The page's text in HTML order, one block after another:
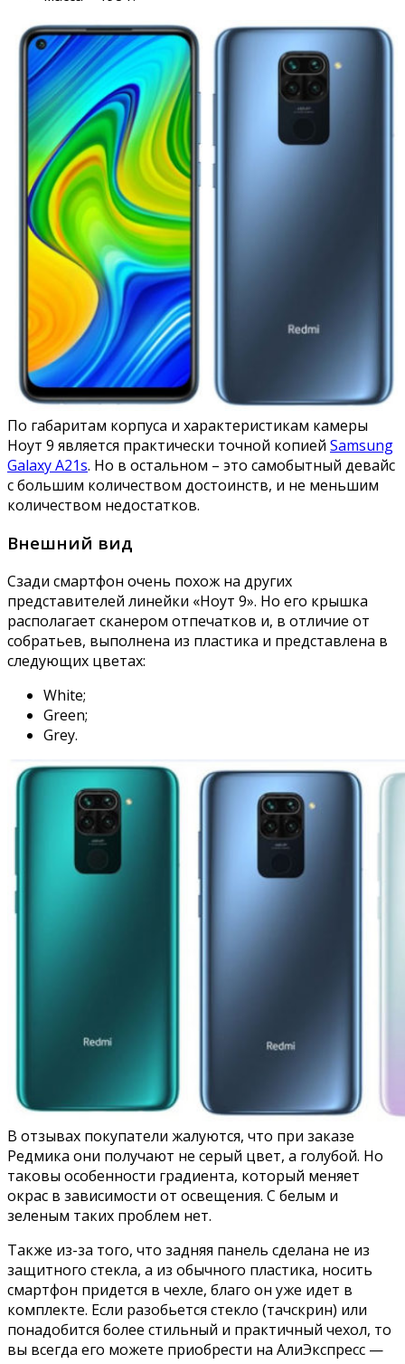
По габаритам корпуса и характеристикам камеры
Ноут 9 является практически точной копией Samsung
Galaxy A21s. Но в остальном – это самобытный девайс
с большим количеством достоинств, и не меньшим
количеством недостатков.
Внешний вид
Сзади смартфон очень похож на других
представителей линейки «Ноут 9». Но его крышка
располагает сканером отпечатков и, в отличие от
собратьев, выполнена из пластика и представлена в
следующих цветах:
White;
Green;
Grey.
В отзывах покупатели жалуются, что при заказе
Редмика они получают не серый цвет, а голубой. Но
таковы особенности градиента, который меняет
окрас в зависимости от освещения. С белым и
зеленым таких проблем нет.
Также из-за того, что задняя панель сделана не из
защитного стекла, а из обычного пластика, носить
смартфон придется в чехле, благо он уже идет в
комплекте. Если разобьется стекло (тачскрин) или
понадобится более стильный и практичный чехол, то
вы всегда его можете приобрести на АлиЭкспресс —